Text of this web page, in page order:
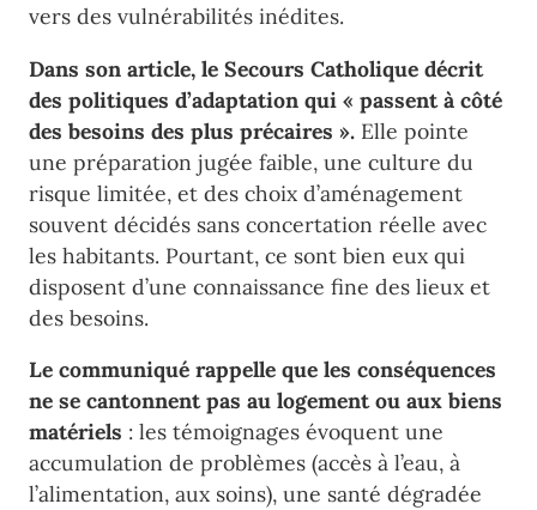
vers des vulnérabilités inédites.
​Dans son article, le Secours Catholique décrit
des politiques d’adaptation qui « passent à côté
des besoins des plus précaires ». Elle pointe
une préparation jugée faible, une culture du
risque limitée, et des choix d’aménagement
souvent décidés sans concertation réelle avec
les habitants. Pourtant, ce sont bien eux qui
disposent d’une connaissance fine des lieux et
des besoins.
Le communiqué rappelle que les conséquences
ne se cantonnent pas au logement ou aux biens
matériels : les témoignages évoquent une
accumulation de problèmes (accès à l’eau, à
l’alimentation, aux soins), une santé dégradée